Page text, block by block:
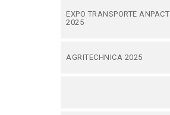
EXPO TRANSPORTE ANPACT
2025
AGRITECHNICA 2025